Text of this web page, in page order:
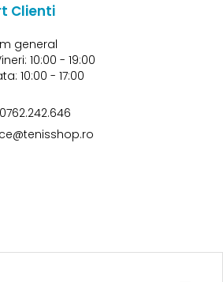
Clienti
general
10:00 - 19:00
10:00 - 17:00